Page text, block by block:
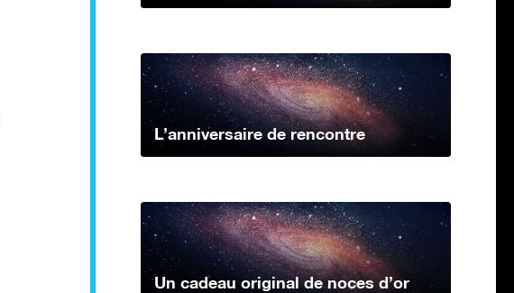
L’anniversaire de rencontre
Un cadeau original de noces d’or